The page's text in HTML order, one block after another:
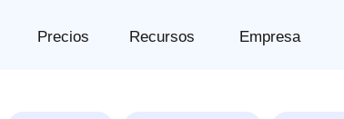
Precios Recursos Empresa